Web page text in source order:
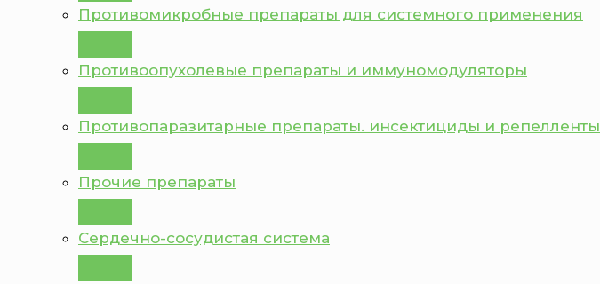
Противомикробные препараты для системного применения
Противоопухолевые препараты и иммуномодуляторы
Противопаразитарные препараты. инсектициды и репелленты
Прочие препараты
Сердечно-сосудистая система